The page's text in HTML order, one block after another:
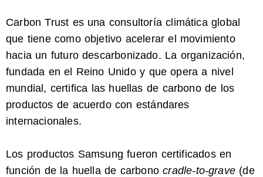
Carbon Trust es una consultoría climática global
que tiene como objetivo acelerar el movimiento
hacia un futuro descarbonizado. La organización,
fundada en el Reino Unido y que opera a nivel
mundial, certifica las huellas de carbono de los
productos de acuerdo con estándares
internacionales.
Los productos Samsung fueron certificados en
función de la huella de carbonocradle-to-grave(de